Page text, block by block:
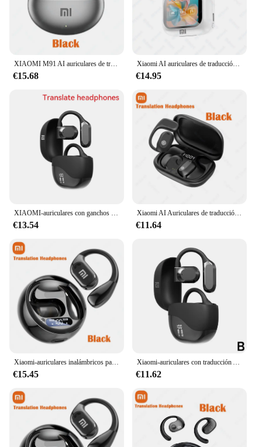
€15.68
Xiaomi AI auriculares de traducción LX-10 auriculares intrauditivos inalámbricos Bluetooth TWS con micrófono auriculares deportivos estéreo Hifi
€14.95
€13.54
Xiaomi AI Auriculares de traducción GT280 Auriculares de traducción de 144 idiomas en tiempo real 4 traducciones Reducción de ruido inalámbrica
€11.64
€15.45 €11.62